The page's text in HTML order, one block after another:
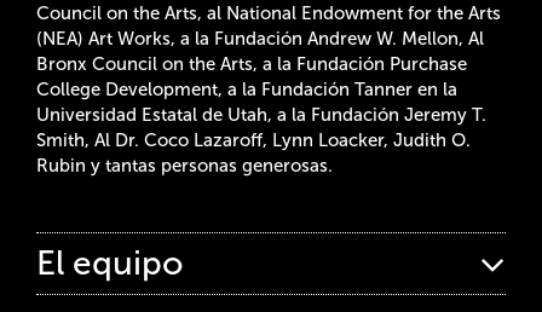
Council on the Arts, al National Endowment for the Arts
(NEA) Art Works, a la Fundación Andrew W. Mellon, Al
Bronx Council on the Arts, a la Fundación Purchase
College Development, a la Fundación Tanner en la
Universidad Estatal de Utah, a la Fundación Jeremy T.
Smith, Al Dr. Coco Lazaroff, Lynn Loacker, Judith O.
Rubin y tantas personas generosas.
El equipo